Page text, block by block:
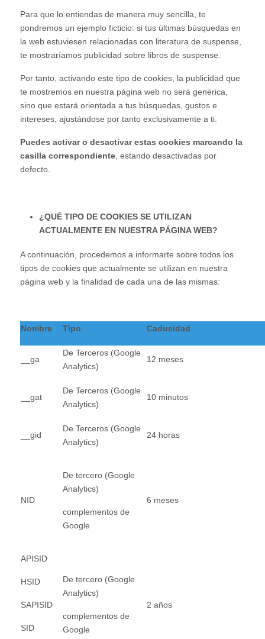
Para que lo entiendas de manera muy sencilla, te
pondremos un ejemplo ficticio: si tus últimas búsquedas en
la web estuviesen relacionadas con literatura de suspense,
te mostraríamos publicidad sobre libros de suspense.
Por tanto, activando este tipo de cookies, la publicidad que
te mostremos en nuestra página web no será genérica,
sino que estará orientada a tus búsquedas, gustos e
intereses, ajustándose por tanto exclusivamente a ti.
Puedes activar o desactivar estas cookies marcando la
casilla correspondiente , estando desactivadas por
defecto.
¿QUÉ TIPO DE COOKIES SE UTILIZAN
ACTUALMENTE EN NUESTRA PÁGINA WEB?
A continuación, procedemos a informarte sobre todos los
tipos de cookies que actualmente se utilizan en nuestra
página web y la finalidad de cada una de las mismas:
Nombre Tipo Caducidad
__ga
De Terceros (Google
Analytics)
12 meses
__gat
De Terceros (Google
Analytics)
10 minutos
__gid
De Terceros (Google
Analytics)
24 horas
NID
De tercero (Google
Analytics)
complementos de
Google
6 meses
APISID
HSID
SAPISID
SID
De tercero (Google
Analytics)
complementos de
Google
2 años